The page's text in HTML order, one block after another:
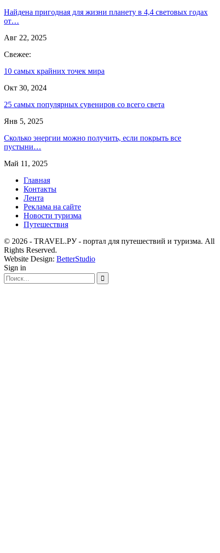
Найдена пригодная для жизни планету в 4,4 световых годах
от…
Авг 22, 2025
Свежее:
10 самых крайних точек мира
Окт 30, 2024
25 самых популярных сувениров со всего света
Янв 5, 2025
Сколько энергии можно получить, если покрыть все
пустыни…
Май 11, 2025
Главная
Контакты
Лента
Реклама на сайте
Новости туризма
Путешествия
© 2026 - TRAVEL.РУ - портал для путешествий и туризма. All
Rights Reserved.
Website Design: BetterStudio
Sign in